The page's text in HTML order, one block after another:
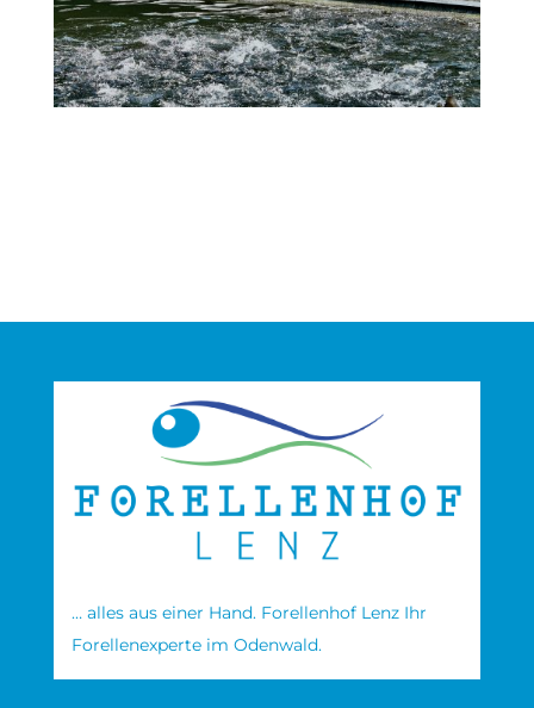
… alles aus einer Hand. Forellenhof Lenz Ihr
Forellenexperte im Odenwald.